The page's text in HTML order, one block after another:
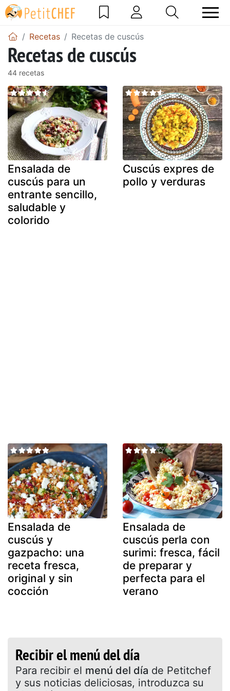
Recetas Recetas de cuscús
Recetas de cuscús
44 recetas
Ensalada de
cuscús para un
entrante sencillo,
saludable y
colorido
Cuscús expres de
pollo y verduras
Ensalada de
cuscús y
gazpacho: una
receta fresca,
original y sin
cocción
Ensalada de
cuscús perla con
surimi: fresca, fácil
de preparar y
perfecta para el
verano
Recibir el menú del día
Para recibir el menú del día de Petitchef
y sus noticias deliciosas, introduzca su